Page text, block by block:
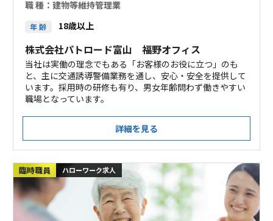
職 種： 建物等維持管理業
年 齢 18歳以上
株式会社パトロード富山 福野オフィス
当社は実働の理念でもある「お客様のお役に立つ」のも
と、主に交通誘導警備業務を通し、安心・安全を提供して
います。採用時の研修も有り、男女年齢問わず働きやすい
職場となっています。
詳細を見る
臨時職員 ハローワーク求人